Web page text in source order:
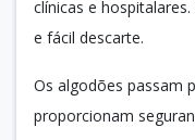
clínicas e
e fácil descarte.
Os algodões passam
proporcionam